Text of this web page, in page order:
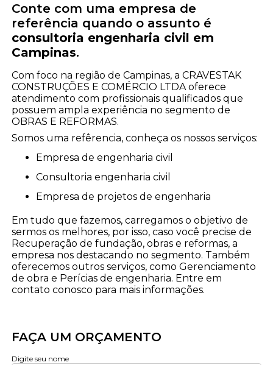
Conte com uma empresa de
referência quando o assunto é
consultoria engenharia civil em
Campinas.
Com foco na região de Campinas, a CRAVESTAK
CONSTRUÇÕES E COMÉRCIO LTDA oferece
atendimento com profissionais qualificados que
possuem ampla experiência no segmento de
OBRAS E REFORMAS.
Somos uma refêrencia, conheça os nossos serviços:
empresa de engenharia civil
consultoria engenharia civil
empresa de projetos de engenharia
Em tudo que fazemos, carregamos o objetivo de
sermos os melhores, por isso, caso você precise de
Recuperação de fundação, obras e reformas, a
empresa nos destacando no segmento. Também
oferecemos outros serviços, como Gerenciamento
de obra e Perícias de engenharia. Entre em
contato conosco para mais informações.
FAÇA UM ORÇAMENTO
Digite seu nome